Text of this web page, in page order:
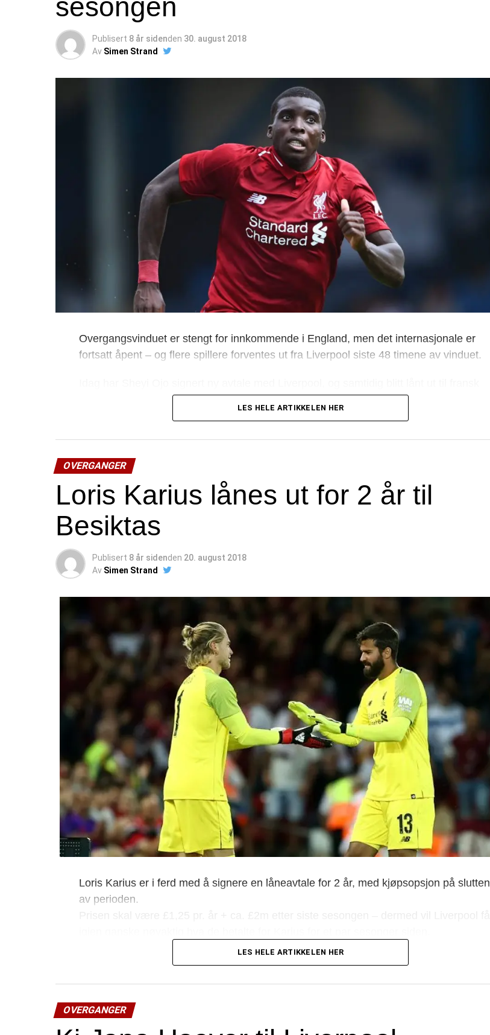
sesongen
Publisert 8 år sidenden 30. august 2018
Av Simen Strand
Overgangsvinduet er stengt for innkommende i England, men det internasjonale er
fortsatt åpent – og flere spillere forventes ut fra Liverpool siste 48 timene av vinduet.
fotball og Reims for hele inneværende sesong.
LES HELE ARTIKKELEN HER
OVERGANGER
Loris Karius lånes ut for 2 år til
Besiktas
Publisert 8 år sidenden 20. august 2018
Av Simen Strand
Loris Karius er i ferd med å signere en låneavtale for 2 år, med kjøpsopsjon på slutten
av perioden.
LES HELE ARTIKKELEN HER
OVERGANGER